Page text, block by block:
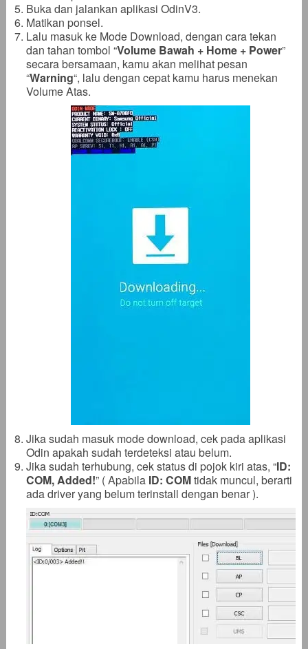
Buka dan jalankan aplikasi OdinV3.
Matikan ponsel.
Lalu masuk ke Mode Download, dengan cara tekan
dan tahan tombol “Volume Bawah + Home + Power”
secara bersamaan, kamu akan melihat pesan
“Warning“, lalu dengan cepat kamu harus menekan
Volume Atas.
Jika sudah masuk mode download, cek pada aplikasi
Odin apakah sudah terdeteksi atau belum.
Jika sudah terhubung, cek status di pojok kiri atas, “ID:
COM, Added!” ( ApabilaID: COMtidak muncul, berarti
ada driver yang belum terinstall dengan benar ).